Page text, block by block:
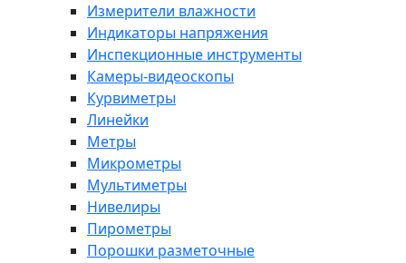
Измерители влажности
Индикаторы напряжения
Инспекционные инструменты
Камеры-видеоскопы
Курвиметры
Линейки
Метры
Микрометры
Мультиметры
Нивелиры
Пирометры
Порошки разметочные